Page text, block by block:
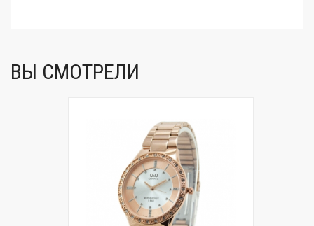
ВЫ СМОТРЕЛИ